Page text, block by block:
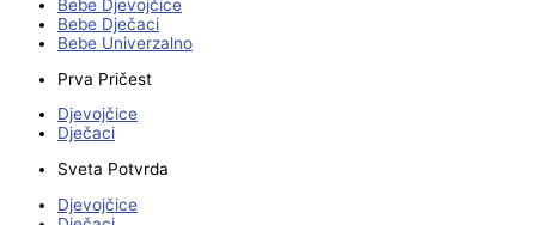
Bebe Djevojčice
Bebe Dječaci
Bebe Univerzalno
Prva Pričest
Djevojčice
Dječaci
Sveta Potvrda
Djevojčice